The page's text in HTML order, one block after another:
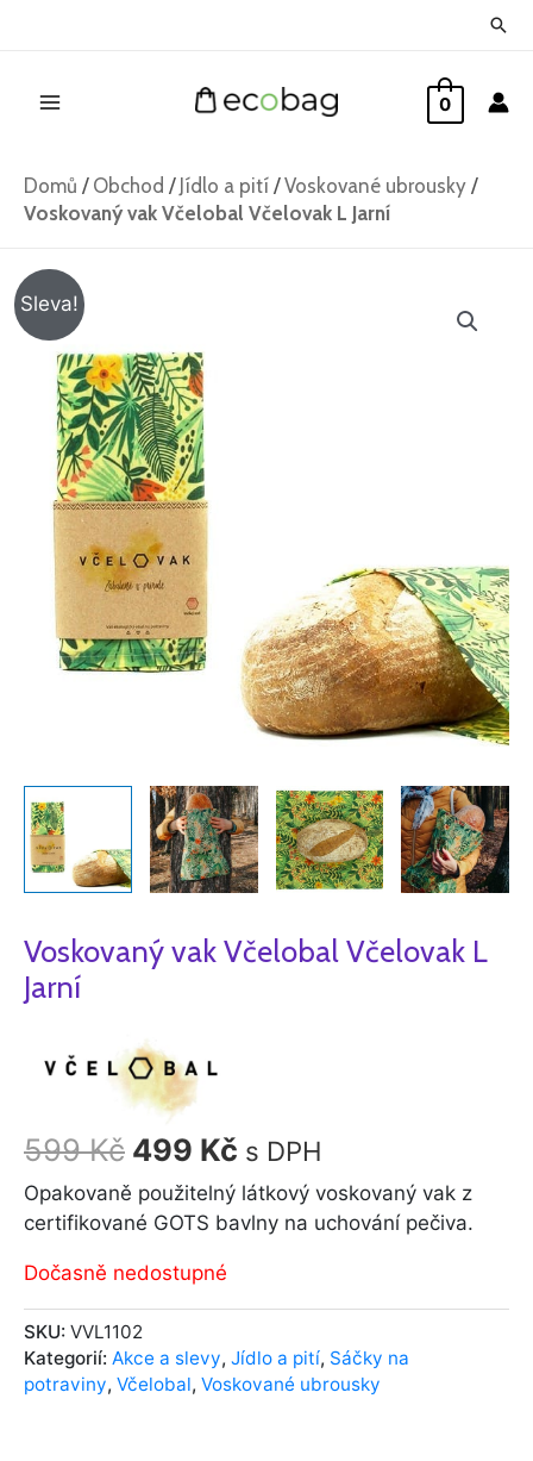
0
Domů / Obchod / Jídlo a pití /Voskované ubrousky /
Voskovaný vak Včelobal Včelovak L Jarní
Sleva!
Voskovaný vak Včelobal Včelovak L
Jarní
599Kč
cena
byla:
599 Kč.
499 Kč s DPH
Opakovaně použitelný látkový voskovaný vak z
certifikované GOTS bavlny na uchování pečiva.
Dočasně nedostupné
SKU: VVL1102
Kategorií: Akce a slevy, Jídlo a pití, Sáčky na
potraviny, Včelobal, Voskované ubrousky